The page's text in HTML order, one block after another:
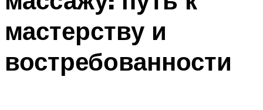
мастерству и
востребованности